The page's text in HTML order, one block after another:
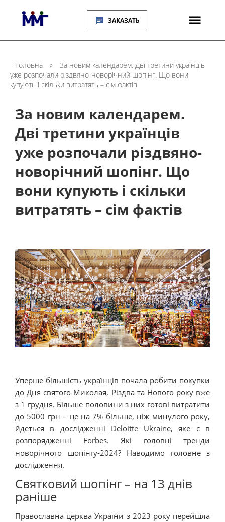
ЗАКАЗАТЬ
Головна »
За новим календарем. Дві третини українців
уже розпочали різдвяно-новорічний шопінг. Що вони
купують і скільки витратять – сім фактів
За новим календарем.
Дві третини українців
уже розпочали різдвяно-
новорічний шопінг. Що
вони купують і скільки
витратять – сім фактів
Уперше більшість українців почала робити покупки
до Дня святого Миколая, Різдва та Нового року вже
з 1 грудня. Більше половини з них готові витратити
до 5000 грн – це на 7% більше, ніж минулого року,
йдеться в дослідженні Deloitte Ukraine, яке є в
розпорядженні Forbes. Які головні тренди
новорічного шопінгу-2024? Наводимо головне з
дослідження.
Святковий шопінг – на 13 днів
раніше
Православна церква України з 2023 року перейшла